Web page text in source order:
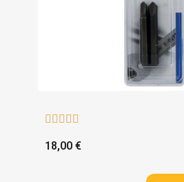
    
18,00 €